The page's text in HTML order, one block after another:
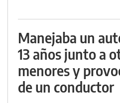
Manejaba un
13 años junto a
menores y
de un conductor